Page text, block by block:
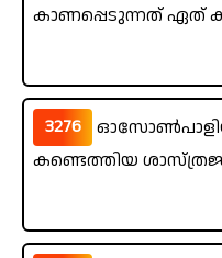
കാണപ്പെടുന്നത് ഏത്
3276
കണ്ടെത്തിയ